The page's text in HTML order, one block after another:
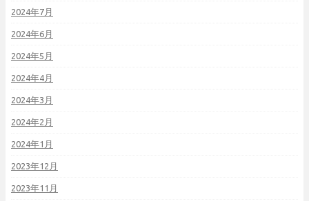
2024年7月
2024年6月
2024年5月
2024年4月
2024年3月
2024年2月
2024年1月
2023年12月
2023年11月